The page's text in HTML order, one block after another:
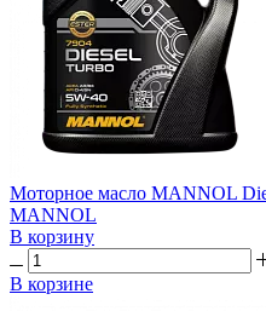
Моторное масло MANNOL
MANNOL
В корзину
В корзине